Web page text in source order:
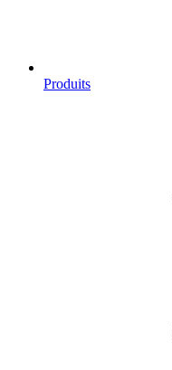
Produits